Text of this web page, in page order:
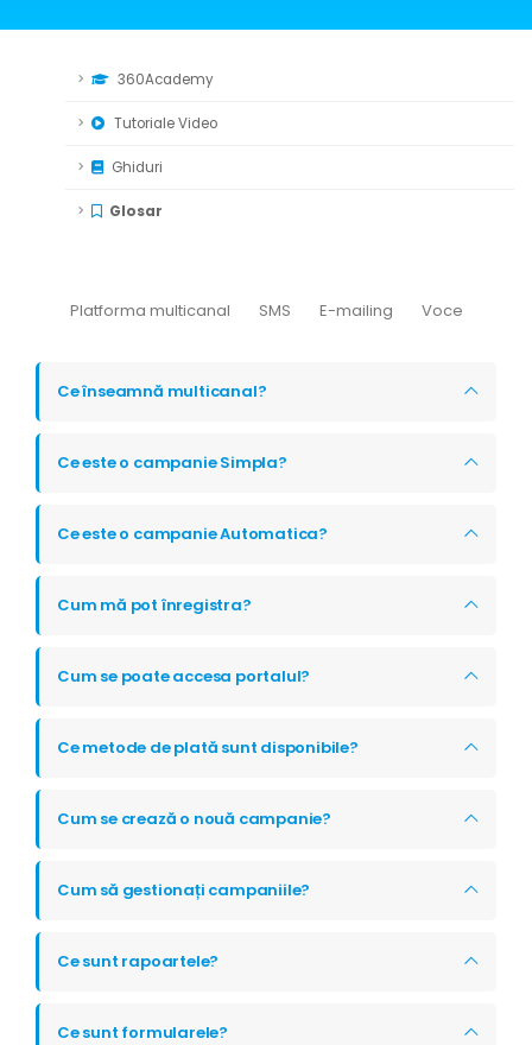
360Academy
Tutoriale Video
Ghiduri
Glosar
Platforma multicanal SMS E-mailing Voce
Ce înseamnă multicanal?
Ce este o campanie Simpla?
Ce este o campanie Automatica?
Cum mă pot înregistra?
Cum se poate accesa portalul?
Ce metode de plată sunt disponibile?
Cum se crează o nouă campanie?
Cum să gestionați campaniile?
Ce sunt rapoartele?
Ce sunt formularele?